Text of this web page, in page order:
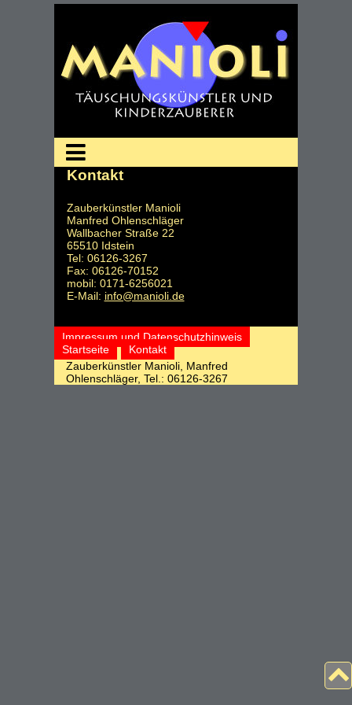
Kontakt
Zauberkünstler Manioli
Manfred Ohlenschläger
Wallbacher Straße 22
65510 Idstein
Tel: 06126-3267
Fax: 06126-70152
mobil: 0171-6256021
E-Mail: info@manioli.de
Impressum und Datenschutzhinweis
Startseite
Kontakt
Zauberkünstler Manioli, Manfred
Ohlenschläger, Tel.: 06126-3267